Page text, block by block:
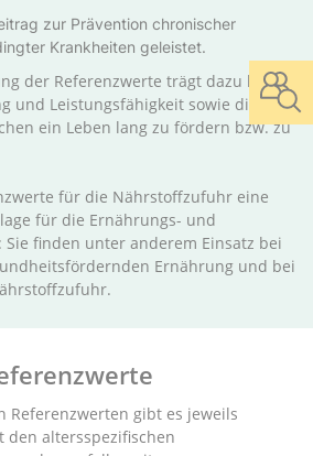
zur Prävention chronischer
Krankheiten geleistet.
der Referenzwerte trägt dazu bei,
und Leistungsfähigkeit sowie die
ein Leben lang zu fördern bzw. zu
für die Nährstoffzufuhr eine
für die Ernährungs- und
finden unter anderem Einsatz bei
Ernährung und bei
Referenzwerten gibt es jeweils
den altersspezifischen